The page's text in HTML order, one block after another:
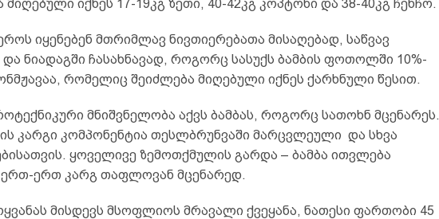
მიღებული იქნეს 17-19კგ ზეთი, 40-42კგ კოპტონი და 38-40კგ ჩენჩო.
იყენებენ მთრიმლავ ნივთიერებათა მისაღებად, საწვავ
ნიადაგში ჩასახნავად, როგორც სასუქს ბამბის ფოთოლში 10%-
რომელიც შეიძლება მიღებული იქნეს ქარხნული წესით.
მნიშვნელობა აქვს ბამბას, როგორც სათოხნ მცენარეს.
ის კარგი კომპონენტია თესლბრუნვაში მარცვლეული და სხვა
ყოველივე ზემოთქმულის გარდა – ბამბა ითვლება
ერთ კარგ თაფლოვან მცენარედ.
მისდევს მსოფლიოს მრავალი ქვეყანა, ნათესი ფართობი 45